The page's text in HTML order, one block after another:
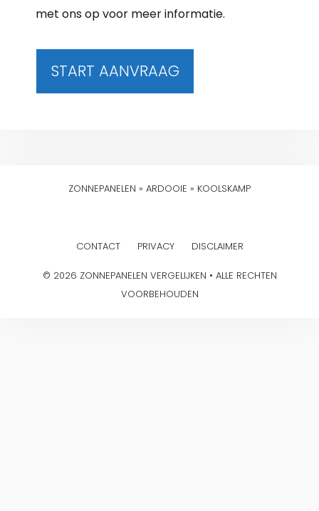
met ons op voor meer informatie.
START AANVRAAG
ZONNEPANELEN » ARDOOIE » KOOLSKAMP
CONTACT PRIVACY DISCLAIMER
© 2026 ZONNEPANELEN VERGELIJKEN • ALLE RECHTEN
VOORBEHOUDEN